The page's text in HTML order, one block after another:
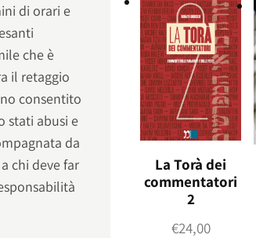
di orari e
che è
il retaggio
consentito
stati abusi e
da
chi deve far
La Torà dei
commentatori
2
€24,00